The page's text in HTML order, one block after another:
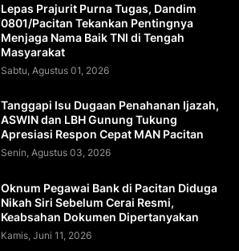
Lepas Prajurit Purna Tugas, Dandim
0801/Pacitan Tekankan Pentingnya
Menjaga Nama Baik TNI di Tengah
Masyarakat
Sabtu, Agustus 01, 2026
Tanggapi Isu Dugaan Penahanan Ijazah,
ASWIN dan LBH Gunung Tukung
Apresiasi Respon Cepat MAN Pacitan
Senin, Agustus 03, 2026
Oknum Pegawai Bank di Pacitan Diduga
Nikah Siri Sebelum Cerai Resmi,
Keabsahan Dokumen Dipertanyakan
Kamis, Juni 11, 2026